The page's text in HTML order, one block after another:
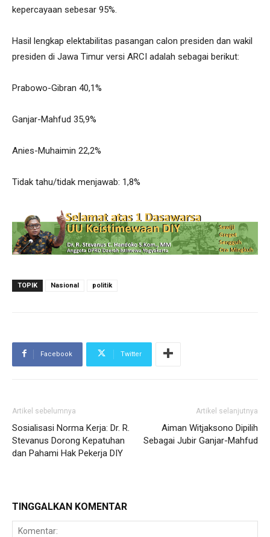
kepercayaan sebesar 95%.
Hasil lengkap elektabilitas pasangan calon presiden dan wakil
presiden di Jawa Timur versi ARCI adalah sebagai berikut:
Prabowo-Gibran 40,1%
Ganjar-Mahfud 35,9%
Anies-Muhaimin 22,2%
Tidak tahu/tidak menjawab: 1,8%
TOPIK Nasional politik
Facebook Twitter
Artikel sebelumnya
Sosialisasi Norma Kerja: Dr. R.
Stevanus Dorong Kepatuhan
dan Pahami Hak Pekerja DIY
Artikel selanjutnya
Aiman Witjaksono Dipilih
Sebagai Jubir Ganjar-Mahfud
TINGGALKAN KOMENTAR